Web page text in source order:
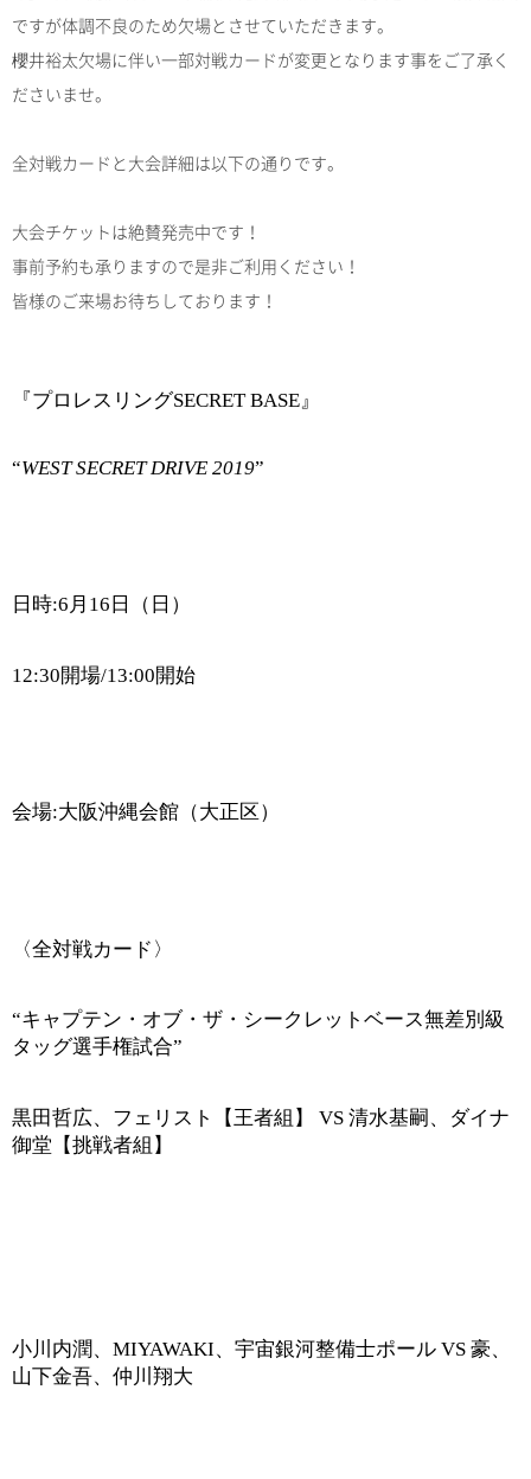
ですが体調不良のため欠場とさせていただきます。
櫻井裕太欠場に伴い一部対戦カードが変更となります事をご了承く
ださいませ。
全対戦カードと大会詳細は以下の通りです。
大会チケットは絶賛発売中です！
事前予約も承りますので是非ご利用ください！
皆様のご来場お待ちしております！
『プロレスリングSECRET BASE』
“WEST SECRET DRIVE 2019”
日時:6 月 16 日（日）
12:30開場/13:00開始
会場:大阪沖縄会館（大正区）
〈全対戦カード〉
“キャプテン・オブ・ザ・シークレットベース無差別級
タッグ選手権試合”
黒田哲広、フェリスト【王者組】 VS 清水基嗣、ダイナ
御堂【挑戦者組】
小川内潤、 MIYAWAKI、宇宙銀河整備士ポール VS 豪、
山下金吾、仲川翔大